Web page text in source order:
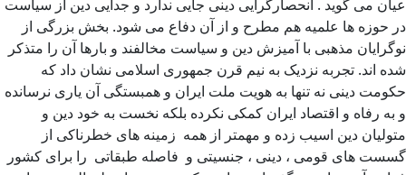
عیان می گوید . انحصارگرایی دینی جایی ندارد و جدایی دین از سیاست
در حوزه ها علمیه هم مطرح و از آن دفاع می شود. بخش بزرگی از
نوگرایان مذهبی با آمیزش دین و سیاست مخالفند و بارها آن را متذکر
شده اند. تجربه نزدیک به نیم قرن جمهوری اسلامی نشان داد که
حکومت دینی نه تنها به هویت ملت ایران و همبستگی آن یاری نرسانده
و به رفاه و اقتصاد ایران کمکی نکرده بلکه نخست به خود دین و
متولیان دین اسیب زده و مهمتر از همه زمینه های خطرناکی از
گسست های قومی ، دینی ، جنسیتی و فاصله طبقاتی را برای کشور